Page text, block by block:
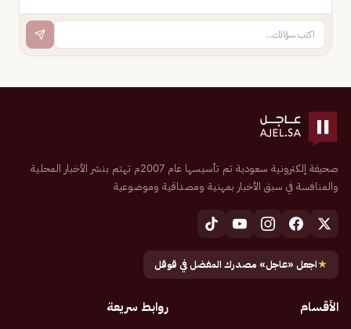
صحيفة إلكترونية سعودية تم تأسيسها عام 2007م تهتم بنشر الأخبار المحلية
والمنافسة في سبق الأخبار بمهنية ومصداقية وموضوعية
★اجعل «عاجل» مصدرك المفضل في قوقل
الأقسام روابط سريعة